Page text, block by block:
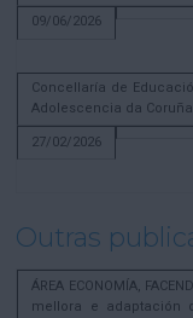
09/06/2026
Concellaría de
Adolescencia da Coruña
27/02/2026
Outras
ÁREA ECONOMÍA,
mellora e adaptación